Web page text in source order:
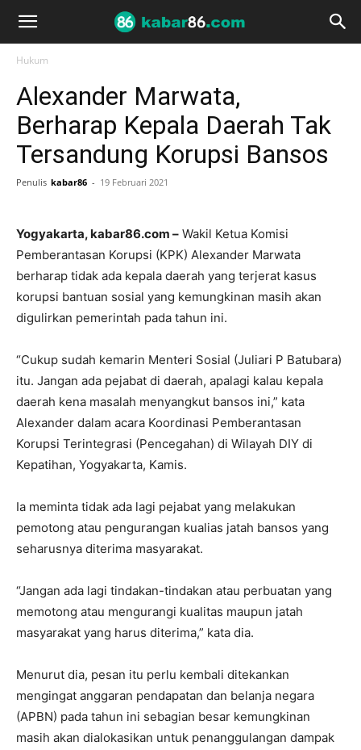
Hukum
Alexander Marwata,
Berharap Kepala Daerah Tak
Tersandung Korupsi Bansos
Penulis kabar86 - 19 Februari 2021
Yogyakarta, kabar86.com – Wakil Ketua Komisi
Pemberantasan Korupsi (KPK) Alexander Marwata
berharap tidak ada kepala daerah yang terjerat kasus
korupsi bantuan sosial yang kemungkinan masih akan
digulirkan pemerintah pada tahun ini.
“Cukup sudah kemarin Menteri Sosial (Juliari P Batubara)
itu. Jangan ada pejabat di daerah, apalagi kalau kepala
daerah kena masalah menyangkut bansos ini,” kata
Alexander dalam acara Koordinasi Pemberantasan
Korupsi Terintegrasi (Pencegahan) di Wilayah DIY di
Kepatihan, Yogyakarta, Kamis.
Ia meminta tidak ada lagi pejabat yang melakukan
pemotong atau pengurangan kualias jatah bansos yang
seharusnya diterima masyarakat.
“Jangan ada lagi tindakan-tindakan atau perbuatan yang
memotong atau mengurangi kualitas maupun jatah
masyarakat yang harus diterima,” kata dia.
Menurut dia, pesan itu perlu kembali ditekankan
mengingat anggaran pendapatan dan belanja negara
(APBN) pada tahun ini sebagian besar kemungkinan
masih akan dialokasikan untuk penanggulangan dampak